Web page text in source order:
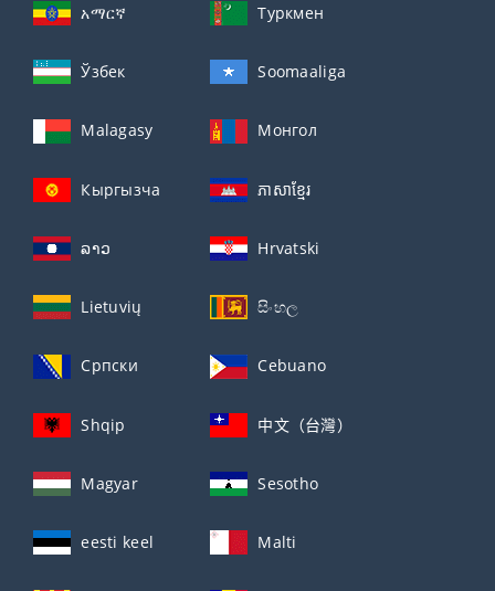
አማርኛ Туркмен
Ўзбек Soomaaliga
Malagasy Монгол
Кыргызча ភាសាខ្មែរ
ລາວ Hrvatski
Lietuvių සිංහල
Српски Cebuano
Shqip 中文（台灣）
Magyar Sesotho
eesti keel Malti